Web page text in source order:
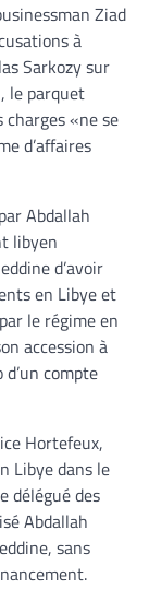
Ziad
à
Sarkozy sur
le parquet
«ne se
d’affaires
Abdallah
libyen
d’avoir
en Libye et
le régime en
accession à
compte
Hortefeux,
Libye dans le
délégué des
Abdallah
sans